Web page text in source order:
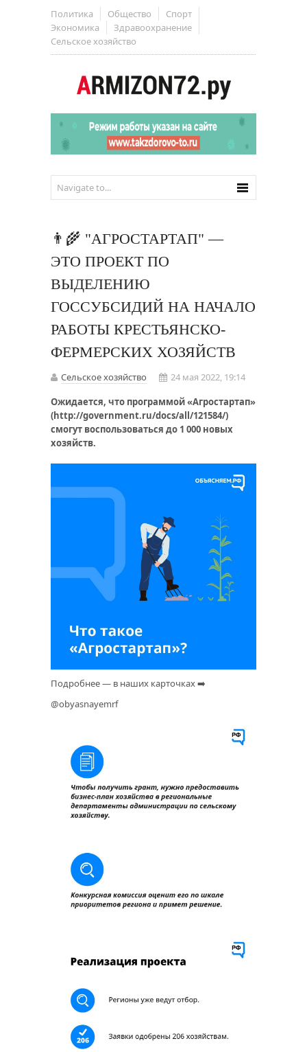
Политика Общество
Спорт
Экономика
Здравоохранение
Сельское хозяйство
👨🌾 "АГРОСТАРТАП" —
ЭТО ПРОЕКТ ПО
ВЫДЕЛЕНИЮ
ГОССУБСИДИЙ НА НАЧАЛО
РАБОТЫ КРЕСТЬЯНСКО-
ФЕРМЕРСКИХ ХОЗЯЙСТВ
Сельское хозяйство
24 мая 2022, 19:14
Ожидается, что программой «Агростартап»
(http://government.ru/docs/all/121584/)
смогут воспользоваться до 1 000 новых
хозяйств.
Подробнее — в наших карточках ➡️
@obyasnayemrf